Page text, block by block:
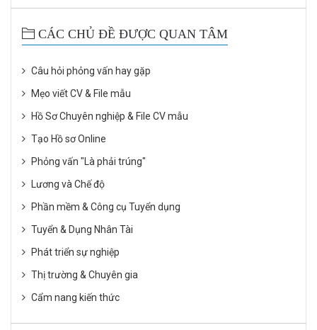
CÁC CHỦ ĐỀ ĐƯỢC QUAN TÂM
Câu hỏi phỏng vấn hay gặp
Mẹo viết CV & File mẫu
Hồ Sơ Chuyên nghiệp & File CV mẫu
Tạo Hồ sơ Online
Phỏng vấn "Là phải trúng"
Lương và Chế độ
Phần mềm & Công cụ Tuyển dụng
Tuyển & Dụng Nhân Tài
Phát triển sự nghiệp
Thị trường & Chuyên gia
Cẩm nang kiến thức